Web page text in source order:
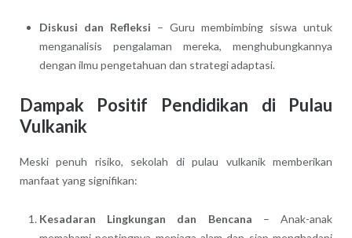
Diskusi dan Refleksi – Guru membimbing siswa untuk
menganalisis pengalaman mereka, menghubungkannya
dengan ilmu pengetahuan dan strategi adaptasi.
Dampak Positif Pendidikan di Pulau
Vulkanik
Meski penuh risiko, sekolah di pulau vulkanik memberikan
manfaat yang signifikan:
Kesadaran Lingkungan dan Bencana – Anak-anak